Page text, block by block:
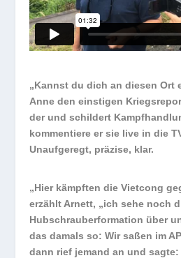
„Kannst du dich an diesen Ort
Anne den einstigen
der und schildert
kommentiere er sie live in die
Unaufgeregt, präzise, klar.
„Hier kämpften die Vietcong
erzählt Arnett, „ich sehe noch
Hubschrauberformation über
das damals so: Wir saßen im
dann rief jemand an und